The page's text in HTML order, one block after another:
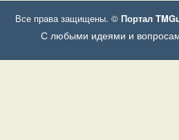
Все права защищены. © Портал
С любыми идеями и